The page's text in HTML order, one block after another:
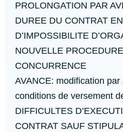
PROLONGATION PAR
DUREE DU CONTRAT
D’IMPOSSIBILITE
NOUVELLE
CONCURRENCE
AVANCE: modification
conditions de versement
DIFFICULTES
CONTRAT SAUF